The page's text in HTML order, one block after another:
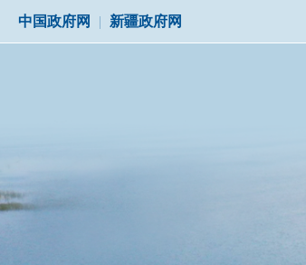
中国政府网 | 新疆政府网